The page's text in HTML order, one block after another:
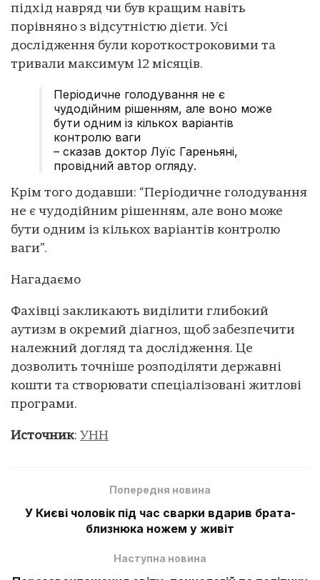
підхід навряд чи був кращим навіть
порівняно з відсутністю дієти. Усі
дослідження були короткостроковими та
тривали максимум 12 місяців.
Періодичне голодування не є
чудодійним рішенням, але воно може
бути одним із кількох варіантів
контролю ваги
– сказав доктор Луїс Гареньяні,
провідний автор огляду.
Крім того додавши: “Періодичне голодування
не є чудодійним рішенням, але воно може
бути одним із кількох варіантів контролю
ваги”.
Нагадаємо
Фахівці закликають виділити глибокий
аутизм в окремий діагноз, щоб забезпечити
належний догляд та дослідження. Це
дозволить точніше розподіляти державні
кошти та створювати спеціалізовані житлові
програми.
Источник: УНН
Попередня новина
У Києві чоловік під час сварки вдарив брата-
близнюка ножем у живіт
Наступна новина